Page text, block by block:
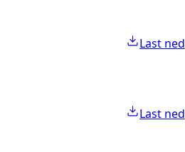
Last ned
Last ned